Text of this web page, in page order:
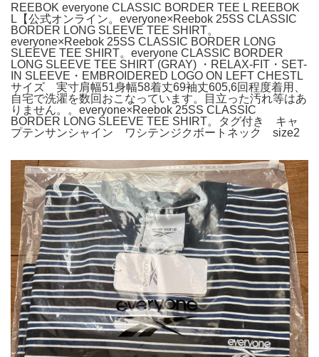
REEBOK everyone CLASSIC BORDER TEE L REEBOK
L【公式オンライン。everyone×Reebok 25SS CLASSIC
BORDER LONG SLEEVE TEE SHIRT。
everyone×Reebok 25SS CLASSIC BORDER LONG
SLEEVE TEE SHIRT。everyone CLASSIC BORDER
LONG SLEEVE TEE SHIRT (GRAY) ・RELAX-FIT・SET-
IN SLEEVE・EMBROIDERED LOGO ON LEFT CHESTL
サイズ 実寸肩幅51身幅58着丈69袖丈605,6回程度着用、
自宅で洗濯を数回おこなっています。目立った汚れ等はあ
りません。。everyone×Reebok 25SS CLASSIC
BORDER LONG SLEEVE TEE SHIRT。タグ付き キャ
プテンサンシャイン ワシテンジクボートネック size2